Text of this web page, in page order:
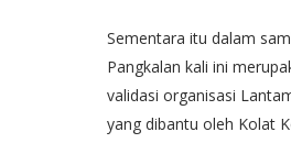
Sementara itu dalam
Pangkalan kali ini
validasi organisasi
yang dibantu oleh Kolat